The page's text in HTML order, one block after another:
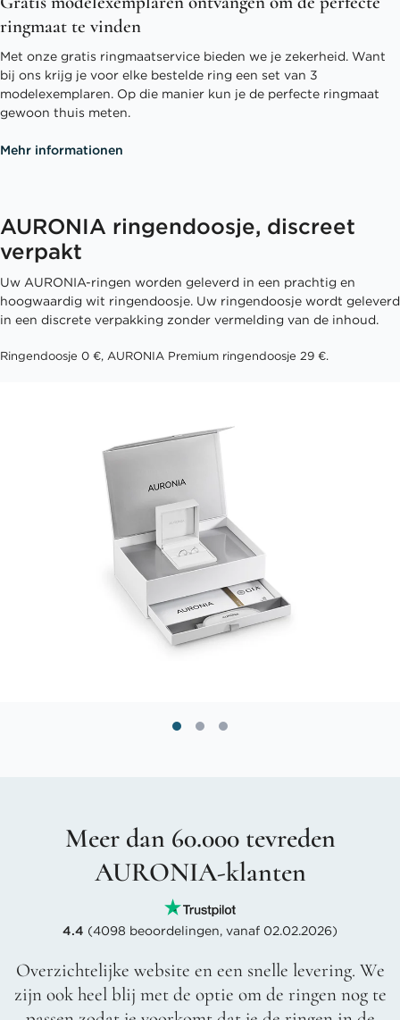
ringmaat te vinden
Met onze gratis ringmaatservice bieden we je zekerheid. Want
bij ons krijg je voor elke bestelde ring een set van 3
modelexemplaren. Op die manier kun je de perfecte ringmaat
gewoon thuis meten.
Mehr informationen
AURONIA ringendoosje, discreet
verpakt
Uw AURONIA-ringen worden geleverd in een prachtig en
hoogwaardig wit ringendoosje. Uw ringendoosje wordt geleverd
in een discrete verpakking zonder vermelding van de inhoud.
Ringendoosje 0 €, AURONIA Premium ringendoosje 29 €.
Meer dan 60.000 tevreden
AURONIA-klanten
4.4 (4098 beoordelingen, vanaf 02.02.2026)
Overzichtelijke website en een snelle levering. We
zijn ook heel blij met de optie om de ringen nog te